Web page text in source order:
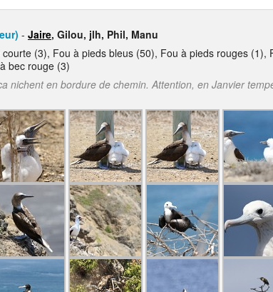
- Jaire, Gilou, jlh, Phil, Manu
(3), Fou à pieds bleus (50), Fou à pieds rouges
bec rouge (3)
nichent en bordure de chemin. Attention, en Janvier